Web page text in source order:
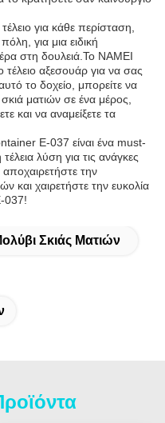
για κάθε περίσταση,
για μια ειδική
στη δουλειά.Το NAMEI
αξεσουάρ για να σας
το δοχείο, μπορείτε να
ματιών σε ένα μέρος,
και να αναμείξετε τα
E-037 είναι ένα must-
λύση για τις ανάγκες
την
και χαιρετήστε την ευκολία
037!
Σκιάς Ματιών